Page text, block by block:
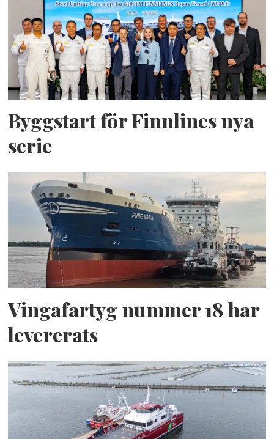
Byggstart för Finnlines nya
serie
Vingafartyg nummer 18 har
levererats